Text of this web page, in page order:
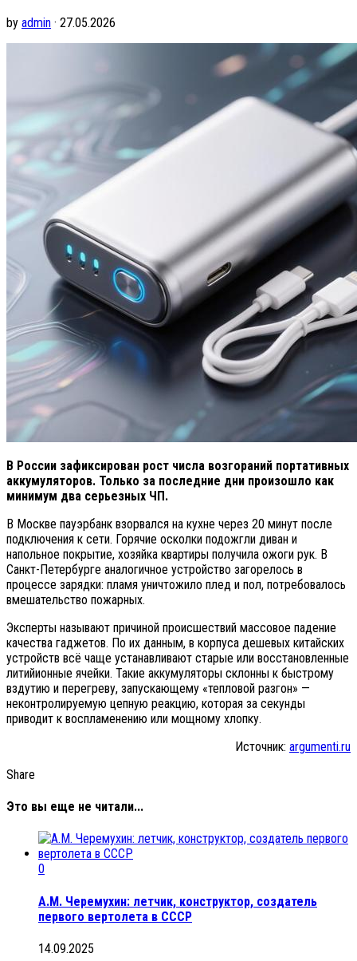
by admin · 27.05.2026
В России зафиксирован рост числа возгораний портативных
аккумуляторов. Только за последние дни произошло как
минимум два серьезных ЧП.
В Москве пауэрбанк взорвался на кухне через 20 минут после
подключения к сети. Горячие осколки подожгли диван и
напольное покрытие, хозяйка квартиры получила ожоги рук. В
Санкт-Петербурге аналогичное устройство загорелось в
процессе зарядки: пламя уничтожило плед и пол, потребовалось
вмешательство пожарных.
Эксперты называют причиной происшествий массовое падение
качества гаджетов. По их данным, в корпуса дешевых китайских
устройств всё чаще устанавливают старые или восстановленные
литийионные ячейки. Такие аккумуляторы склонны к быстрому
вздутию и перегреву, запускающему «тепловой разгон» —
неконтролируемую цепную реакцию, которая за секунды
приводит к воспламенению или мощному хлопку.
Источник: argumenti.ru
Share
Это вы еще не читали...
0
А.М. Черемухин: летчик, конструктор, создатель
первого вертолета в СССР
14.09.2025